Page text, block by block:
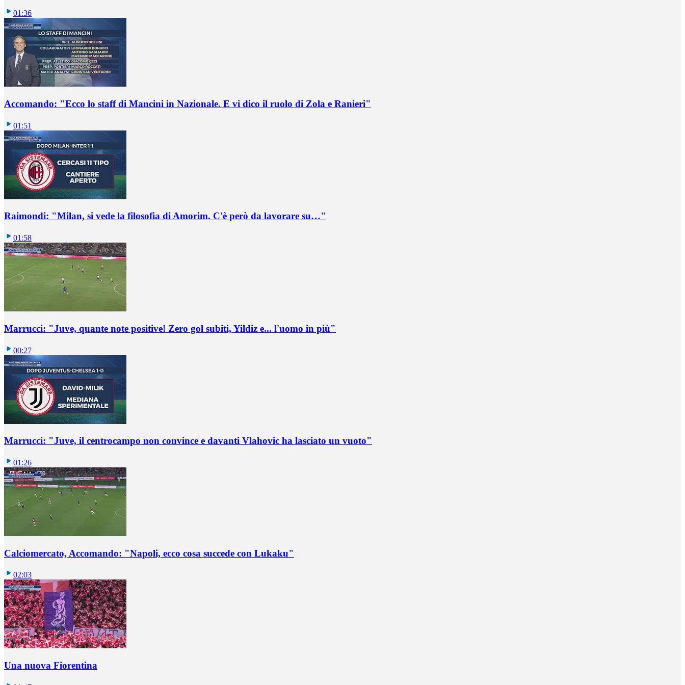
01:36
Accomando: "Ecco lo staff di Mancini in Nazionale. E vi dico il ruolo di Zola e Ranieri"
01:51
Raimondi: "Milan, si vede la filosofia di Amorim. C'è però da lavorare su…"
01:58
Marrucci: "Juve, quante note positive! Zero gol subiti, Yildiz e... l'uomo in più"
00:27
Marrucci: "Juve, il centrocampo non convince e davanti Vlahovic ha lasciato un vuoto"
01:26
Calciomercato, Accomando: "Napoli, ecco cosa succede con Lukaku"
02:03
Una nuova Fiorentina